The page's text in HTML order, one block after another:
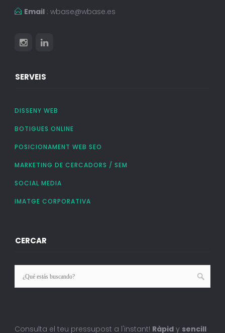
Email: wbase@wbase.es
SERVEIS
DISSENY WEB
BOTIGUES ONLINE
POSICIONAMENT WEB SEO
MARKETING DE CERCADORS / SEM
SOCIAL MEDIA
IMATGE CORPORATIVA
CERCAR
Consulta el teu pressupost a l'instant! Ràpidy sencill